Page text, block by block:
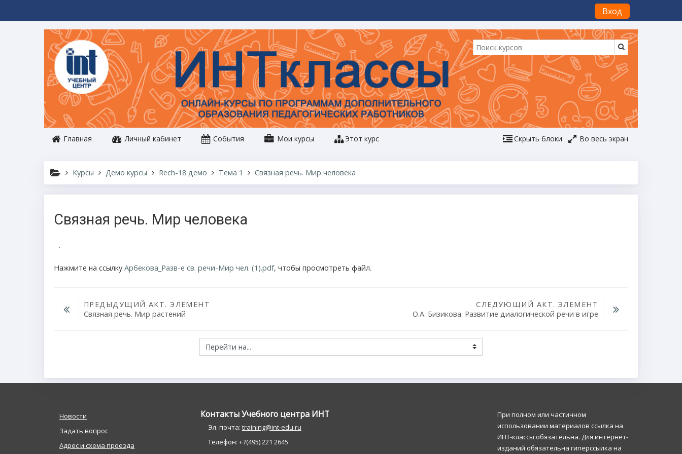
Вход
Главная Личный кабинет События Мои курсы Этот курс Скрыть блоки Во весь экран
Курсы Демо курсы Rech-18 демо Тема 1 Связная речь. Мир человека
Связная речь. Мир человека
.
Нажмите на ссылку Арбекова_Разв-е св. речи-Мир чел. (1).pdf, чтобы просмотреть файл.
ПРЕДЫДУЩИЙ АКТ. ЭЛЕМЕНТ
Связная речь. Мир растений
СЛЕДУЮЩИЙ АКТ. ЭЛЕМЕНТ
О.А. Бизикова. Развитие диалогической речи в игре
Новости
Задать вопрос
Адрес и схема проезда
Контакты Учебного центра ИНT
Эл. почта: training@int-edu.ru
Телефон: +7(495) 221 2645
При полном или частичном
использовании материалов ссылка на
ИНТ-классы обязательна. Для интернет-
изданий обязательна гиперссылка на